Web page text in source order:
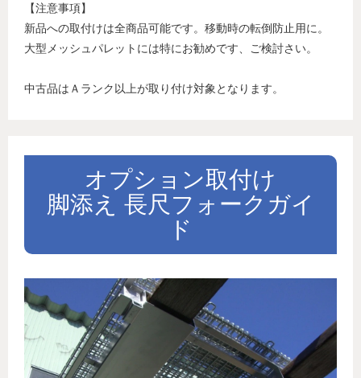
【注意事項】
新品への取付けは全商品可能です。移動時の転倒防止用に。
大型メッシュパレットには特にお勧めです、ご検討さい。
中古品はＡランク以上が取り付け対象となります。
オプション取付け
脚添え 長尺フォークガイ
ド